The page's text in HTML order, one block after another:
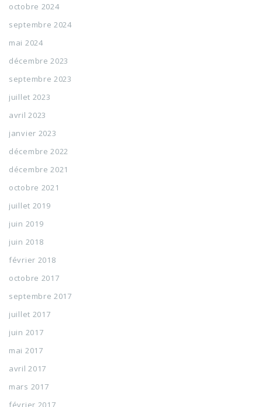
octobre 2024
septembre 2024
mai 2024
décembre 2023
septembre 2023
juillet 2023
avril 2023
janvier 2023
décembre 2022
décembre 2021
octobre 2021
juillet 2019
juin 2019
juin 2018
février 2018
octobre 2017
septembre 2017
juillet 2017
juin 2017
mai 2017
avril 2017
mars 2017
février 2017